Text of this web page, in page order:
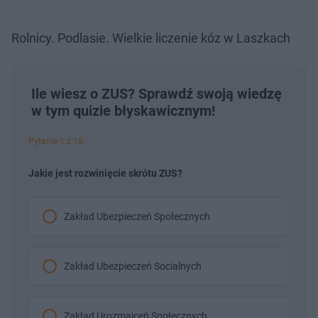
Rolnicy. Podlasie. Wielkie liczenie kóz w Laszkach
Ile wiesz o ZUS? Sprawdź swoją wiedzę
w tym quizie błyskawicznym!
Pytanie 1 z 18
Jakie jest rozwinięcie skrótu ZUS?
Zakład Ubezpieczeń Społecznych
Zakład Ubezpieczeń Socialnych
Zakład Urozmaiceń Społecznych